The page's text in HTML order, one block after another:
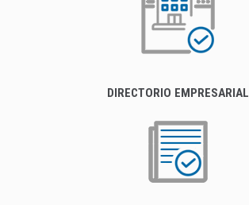
DIRECTORIO EMPRESARIAL